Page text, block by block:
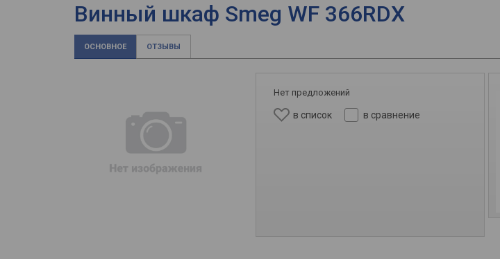
Винный шкаф Smeg WF 366RDX
ОСНОВНОЕ ОТЗЫВЫ
Нет предложений
в список в сравнение